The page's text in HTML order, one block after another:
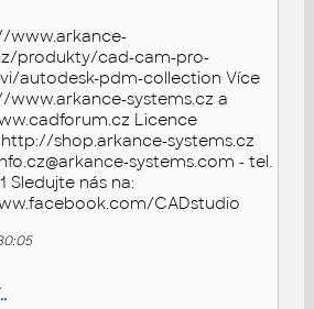
www.arkance-
produkty/cad-cam-pro-
autodesk-pdm-collection Více
www.arkance-systems.cz a
Licence
shop.arkance-systems.cz
systems.com - tel.
Sledujte nás na:
CADstudio